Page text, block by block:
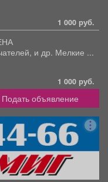
1 000 руб.
и др. Мелкие ...
1 000 руб.
Подать объявление